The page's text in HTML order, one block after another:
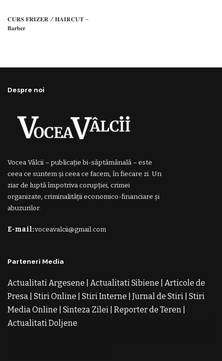
𝐂𝐔𝐑𝐒 𝐅𝐑𝐈𝐙𝐄𝐑 / 𝐇𝐀𝐈𝐑𝐂𝐔𝐓 –
𝐁𝐚𝐫𝐛𝐞𝐫
Despre noi
Vocea Vâlcii – publicație bi-săptămânală – este
ceea ce suntem și ceea ce facem, în fiecare zi. Un
ziar de luptă împotriva corupției, crimei
organizate, criminalității economico-financiare și
abuzurilor.
E-mail:voceavalcii@gmail.com
Parteneri Media
Actualitati Argesene Actualitati Sibiene
Articole de
Presa Stiri Online Stiri Interne Jurnal de Stiri Stiri
Media Online
Sinteza Zilei Reporter de Teren
Actualitati Doljene